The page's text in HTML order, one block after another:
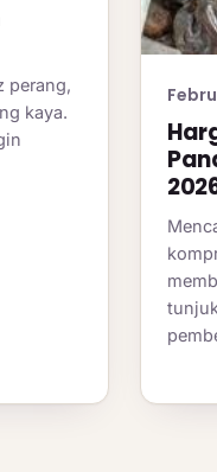
perang,
kaya.